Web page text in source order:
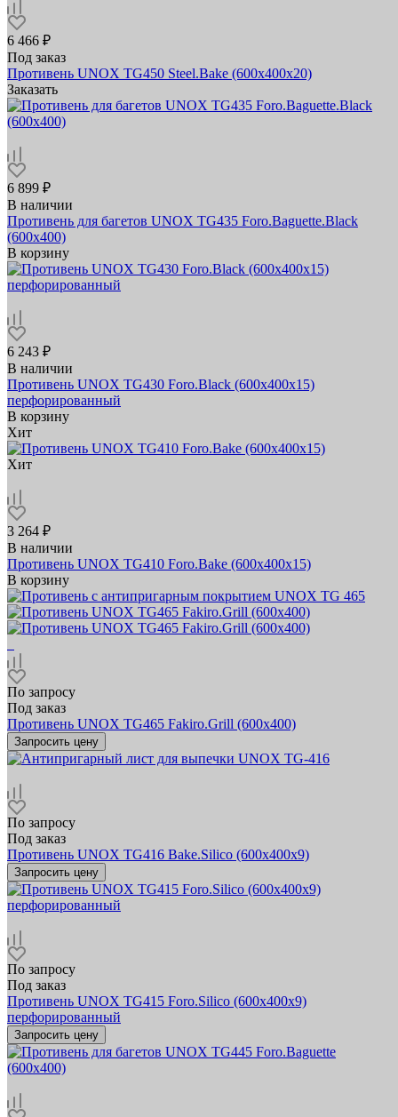
6 466 ₽
Под заказ
Противень UNOX TG450 Steel.Bake (600x400x20)
Заказать
6 899 ₽
В наличии
Противень для багетов UNOX TG435 Foro.Baguette.Black
(600x400)
В корзину
6 243 ₽
В наличии
Противень UNOX TG430 Foro.Black (600x400х15)
перфорированный
В корзину
Хит
Хит
3 264 ₽
В наличии
Противень UNOX TG410 Foro.Bake (600x400x15)
В корзину
По запросу
Под заказ
Противень UNOX TG465 Fakiro.Grill (600х400)
Запросить цену
По запросу
Под заказ
Противень UNOX TG416 Bake.Silico (600х400x9)
Запросить цену
По запросу
Под заказ
Противень UNOX TG415 Foro.Silico (600х400x9)
перфорированный
Запросить цену